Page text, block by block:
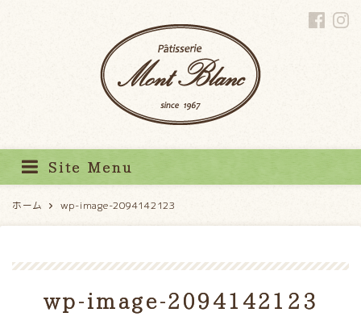
Site Menu
ホーム wp-image-2094142123
wp-image-2094142123